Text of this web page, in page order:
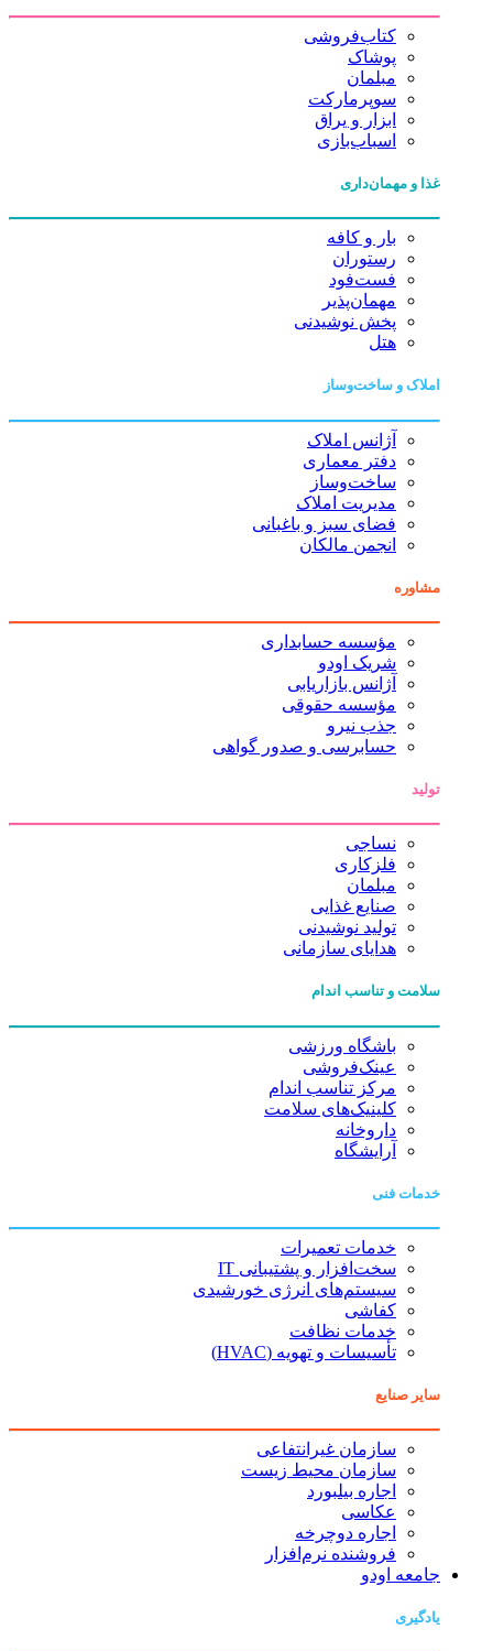
کتاب‌فروشی
پوشاک
مبلمان
سوپرمارکت
ابزار و یراق
اسباب‌بازی
غذا و مهمان‌داری
بار و کافه
رستوران
فست‌فود
مهمان‌پذیر
پخش نوشیدنی
هتل
املاک و ساخت‌وساز
آژانس املاک
دفتر معماری
ساخت‌وساز
مدیریت املاک
فضای سبز و باغبانی
انجمن مالکان
مشاوره
مؤسسه حسابداری
شریک اودو
آژانس بازاریابی
مؤسسه حقوقی
جذب نیرو
حسابرسی و صدور گواهی
تولید
نساجی
فلزکاری
مبلمان
صنایع غذایی
تولید نوشیدنی
هدایای سازمانی
سلامت و تناسب اندام
باشگاه ورزشی
عینک‌فروشی
مرکز تناسب اندام
کلینیک‌های سلامت
داروخانه
آرایشگاه
خدمات فنی
خدمات تعمیرات
سخت‌افزار و پشتیبانی IT
سیستم‌های انرژی خورشیدی
کفاشی
خدمات نظافت
تأسیسات و تهویه (HVAC)
سایر صنایع
سازمان غیرانتفاعی
سازمان محیط زیست
اجاره بیلبورد
عکاسی
اجاره دوچرخه
فروشنده نرم‌افزار
جامعه اودو
یادگیری